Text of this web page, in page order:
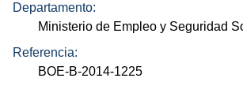
Departamento:
Ministerio de Empleo y Seguridad
Referencia:
BOE-B-2014-1225